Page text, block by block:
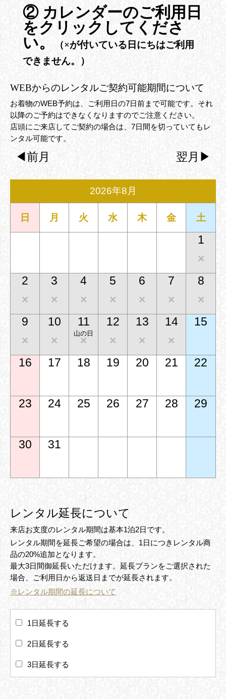
② カレンダーのご利用日
をクリックしてくださ
い。
（×が付いている日にちはご利用
できません。）
WEBからのレンタルご契約可能期間について
お着物のWEB予約は、ご利用日の7日前まで可能です。それ
以降のご予約はできなくなりますのでご注意ください。
店頭にご来店してご契約の場合は、7日間を切っていてもレ
ンタル可能です。
◀︎前月 翌月 ▶︎
2026年8月
日 月 火 水 木 金 土
1
2 3 4 5 6 7 8
9 10 11
山の日
12 13 14 15
16 17 18 19 20 21 22
23 24 25 26 27 28 29
30 31
レンタル延長について
来店お支度のレンタル期間は基本1泊2日です。
レンタル期間を延長ご希望の場合は、1日につきレンタル商
品の20%追加となります。
最大3日間御延長いただけます。延長プランをご選択された
場合、ご利用日から返送日までが延長されます。
※レンタル期間の延長について
1日延長する
2日延長する
3日延長する